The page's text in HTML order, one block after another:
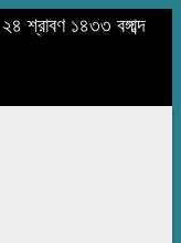
শ্রাবণ ১৪৩৩ বঙ্গাব্দ